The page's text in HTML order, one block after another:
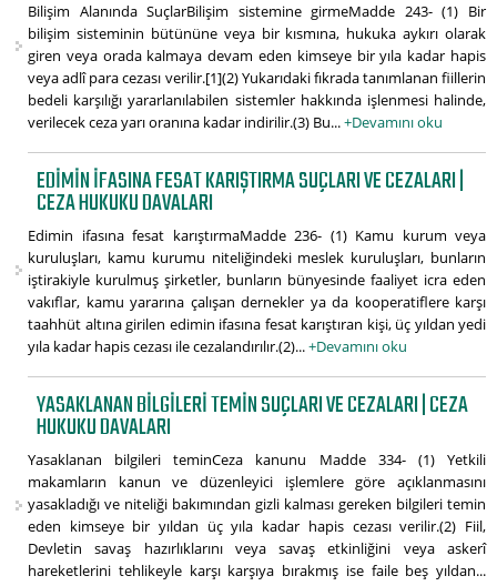
Bilişim Alanında SuçlarBilişim sistemine girmeMadde 243- (1) Bir
bilişim sisteminin bütününe veya bir kısmına, hukuka aykırı olarak
giren veya orada kalmaya devam eden kimseye bir yıla kadar hapis
veya adlî para cezası verilir.[1](2) Yukarıdaki fıkrada tanımlanan fiillerin
bedeli karşılığı yararlanılabilen sistemler hakkında işlenmesi halinde,
verilecek ceza yarı oranına kadar indirilir.(3) Bu...+Devamını oku
EDIMIN IFASINA FESAT KARIŞTIRMA SUÇLARI VE CEZALARI |
CEZA HUKUKU DAVALARI
Edimin ifasına fesat karıştırmaMadde 236- (1) Kamu kurum veya
kuruluşları, kamu kurumu niteliğindeki meslek kuruluşları, bunların
iştirakiyle kurulmuş şirketler, bunların bünyesinde faaliyet icra eden
vakıflar, kamu yararına çalışan dernekler ya da kooperatiflere karşı
taahhüt altına girilen edimin ifasına fesat karıştıran kişi, üç yıldan yedi
yıla kadar hapis cezası ile cezalandırılır.(2)...+Devamını oku
YASAKLANAN BILGILERI TEMIN SUÇLARI VE CEZALARI | CEZA
HUKUKU DAVALARI
Yasaklanan bilgileri teminCeza kanunu Madde 334- (1) Yetkili
makamların kanun ve düzenleyici işlemlere göre açıklanmasını
yasakladığı ve niteliği bakımından gizli kalması gereken bilgileri temin
eden kimseye bir yıldan üç yıla kadar hapis cezası verilir.(2) Fiil,
Devletin savaş hazırlıklarını veya savaş etkinliğini veya askerî
hareketlerini tehlikeyle karşı karşıya bırakmış ise faile beş yıldan...